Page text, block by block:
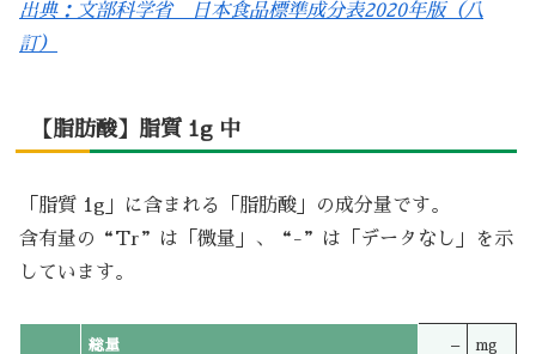
出典：文部科学省 日本食品標準成分表2020年版（八
訂）
【脂肪酸】脂質 1g 中
「脂質 1g」に含まれる「脂肪酸」の成分量です。
含有量の“Tr”は「微量」、“-”は「データなし」を示
しています。
総量 – mg